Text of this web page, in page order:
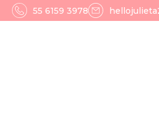
55 6159 3978